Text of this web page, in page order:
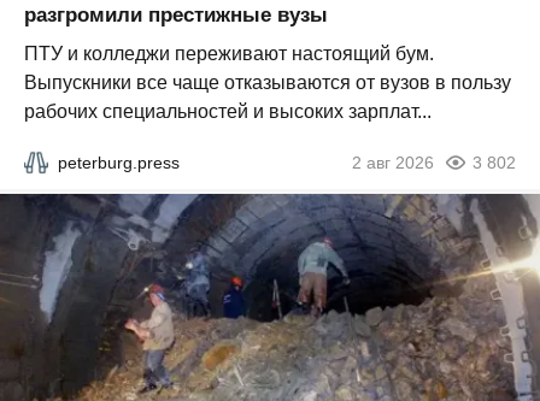
разгромили престижные вузы
ПТУ и колледжи переживают настоящий бум.
Выпускники все чаще отказываются от вузов в пользу
рабочих специальностей и высоких зарплат...
peterburg.press 2 авг 2026 3 802